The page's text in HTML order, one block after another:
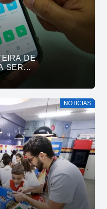
DE
SER
APLICATIVO JOÃO
NOTÍCIAS